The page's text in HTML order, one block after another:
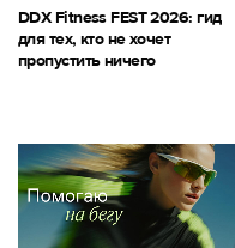
DDX Fitness FEST 2026: гид
для тех, кто не хочет
пропустить ничего